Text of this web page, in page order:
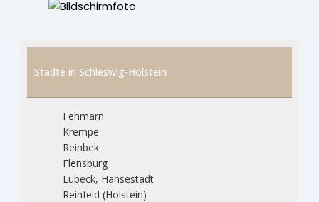
Städte in Schleswig-Holstein
Fehmarn
Krempe
Reinbek
Flensburg
Lübeck, Hansestadt
Reinfeld (Holstein)